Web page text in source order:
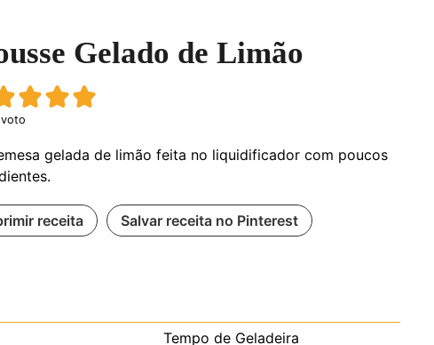
Gelado de Limão
gelada de limão feita no liquidificador com poucos
receita Salvar receita no Pinterest
Tempo de Geladeira